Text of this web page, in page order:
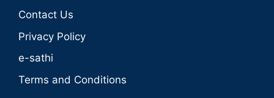
Contact Us
Privacy Policy
e-sathi
Terms and Conditions